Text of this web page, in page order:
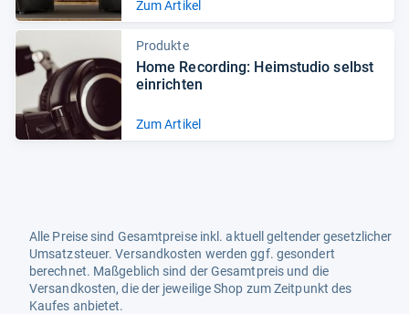
Zum Artikel
Produkte
Home Recor­ding: Heim­stu­dio selbst
ein­rich­ten
Zum Artikel
Alle Preise sind Gesamtpreise inkl. aktuell geltender gesetzlicher
Umsatzsteuer. Versandkosten werden ggf. gesondert
berechnet. Maßgeblich sind der Gesamtpreis und die
Versandkosten, die der jeweilige Shop zum Zeitpunkt des
Kaufes anbietet.